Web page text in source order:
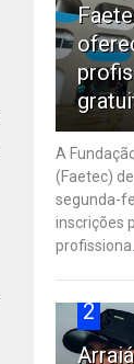
A
(Faetec)
segunda-
inscrições
profissiona...
2